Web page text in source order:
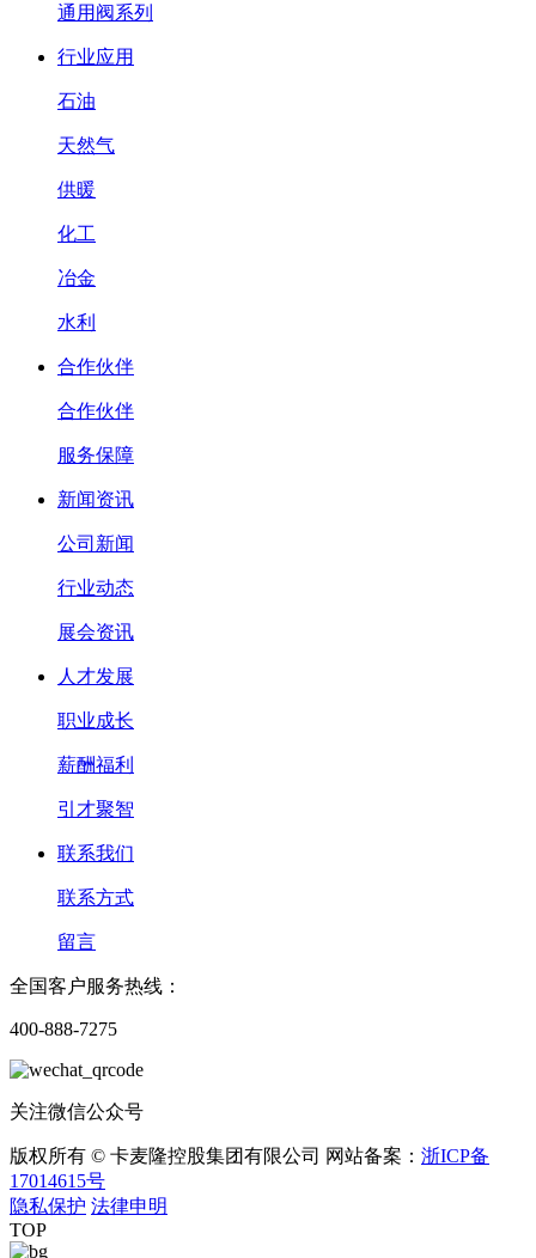
通用阀系列
行业应用
石油
天然气
供暖
化工
冶金
水利
合作伙伴
合作伙伴
服务保障
新闻资讯
公司新闻
行业动态
展会资讯
人才发展
职业成长
薪酬福利
引才聚智
联系我们
联系方式
留言
全国客户服务热线：
400-888-7275
关注微信公众号
版权所有 © 卡麦隆控股集团有限公司 网站备案： 浙ICP备
17014615号
隐私保护 法律申明
TOP